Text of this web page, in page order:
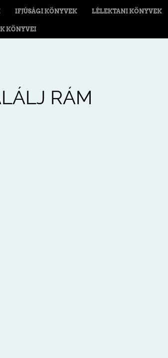
IFJÚSÁGI KÖNYVEK LÉLEKTANI KÖNYVEK
KÖNYVEI
RÁM